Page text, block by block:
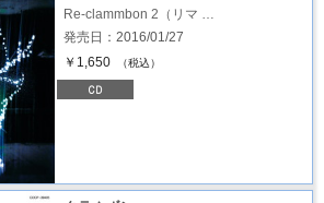
Re-clammbon 2（リマ …
発売日：2016/01/27
￥1,650
（税込）